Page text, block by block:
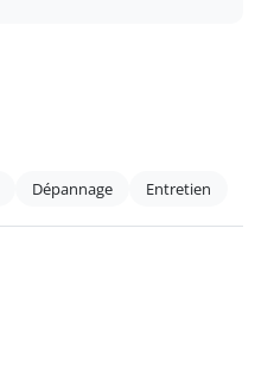
Dépannage Entretien